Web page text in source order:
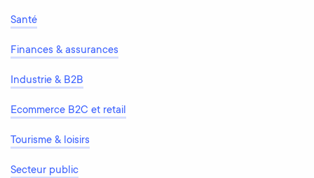
Santé
Finances & assurances
Industrie & B2B
Ecommerce B2C et retail
Tourisme & loisirs
Secteur public